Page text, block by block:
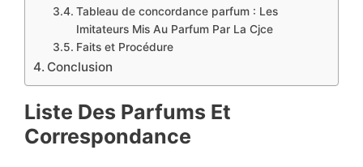
Tableau de concordance parfum : Les
Imitateurs Mis Au Parfum Par La Cjce
Faits et Procédure
Conclusion
Liste Des Parfums Et
Correspondance